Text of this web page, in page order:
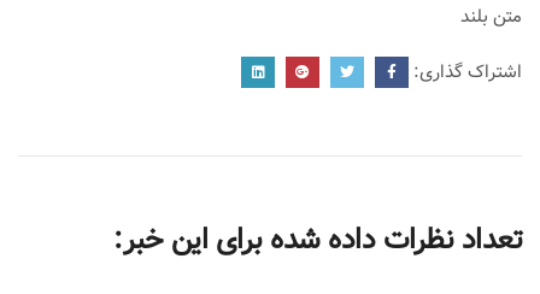
متن بلند
اشتراک گذاری:
تعداد نظرات داده شده برای این خبر: